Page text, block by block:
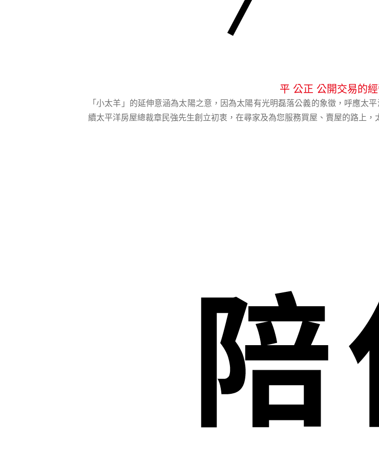
平 公正 公開交易的
「小太羊」的延伸意涵為太陽之意，因為太陽有光明磊落公義的象徵，呼應太
續太平洋房屋總裁章民強先生創立初衷，在尋家及為您服務買屋、賣屋的路上，